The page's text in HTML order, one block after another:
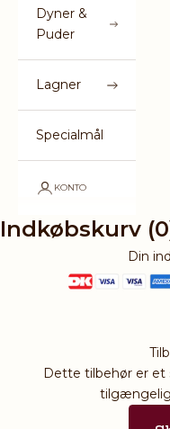
Dyner &
Puder
Lagner
Specialmål
KONTO
Indkøbskurv
Din
Dette tilbehør er et